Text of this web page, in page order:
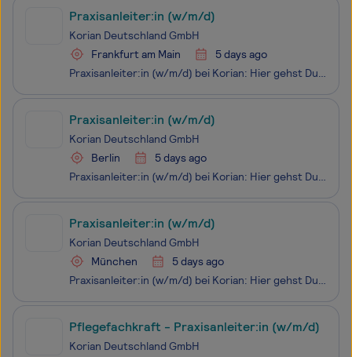
Praxisanleiter:in (w/m/d)
Korian Deutschland GmbH
Frankfurt am Main
5 days ago
Praxisanleiter:in (w/m/d) bei Korian: Hier gehst Du in Führung! Du teilst gerne Dein Wissen? Du liebst es, wenn andere Menschen durch Deine Führung lernen und wachsen? Dann suchen wir mit diesem Stellenangebot genau Dich! Als Praxisanleiter:in (w/m/d) übernimmst Du die praktische Ausbildung neuer
Praxisanleiter:in (w/m/d)
Korian Deutschland GmbH
Berlin
5 days ago
Praxisanleiter:in (w/m/d) bei Korian: Hier gehst Du in Führung! Du teilst gerne Dein Wissen? Du liebst es, wenn andere Menschen durch Deine Führung lernen und wachsen? Dann suchen wir mit diesem Stellenangebot genau Dich! Als Praxisanleiter:in (w/m/d) übernimmst Du die praktische Ausbildung neuer
Praxisanleiter:in (w/m/d)
Korian Deutschland GmbH
München
5 days ago
Praxisanleiter:in (w/m/d) bei Korian: Hier gehst Du in Führung! Du teilst gerne Dein Wissen? Du liebst es, wenn andere Menschen durch Deine Führung lernen und wachsen? Dann suchen wir mit diesem Stellenangebot genau Dich! Als Praxisanleiter:in (w/m/d) übernimmst Du die praktische Ausbildung neuer
Pflegefachkraft - Praxisanleiter:in (w/m/d)
Korian Deutschland GmbH